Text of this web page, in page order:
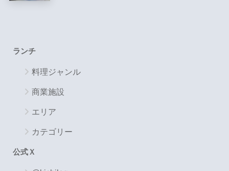
ランチ
料理ジャンル
商業施設
エリア
カテゴリー
公式Ｘ